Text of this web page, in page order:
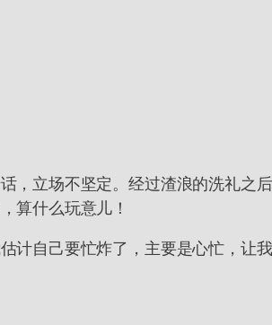
，立场不坚定。经过渣浪的洗礼之
算什么玩意儿！
计自己要忙炸了，主要是心忙，让